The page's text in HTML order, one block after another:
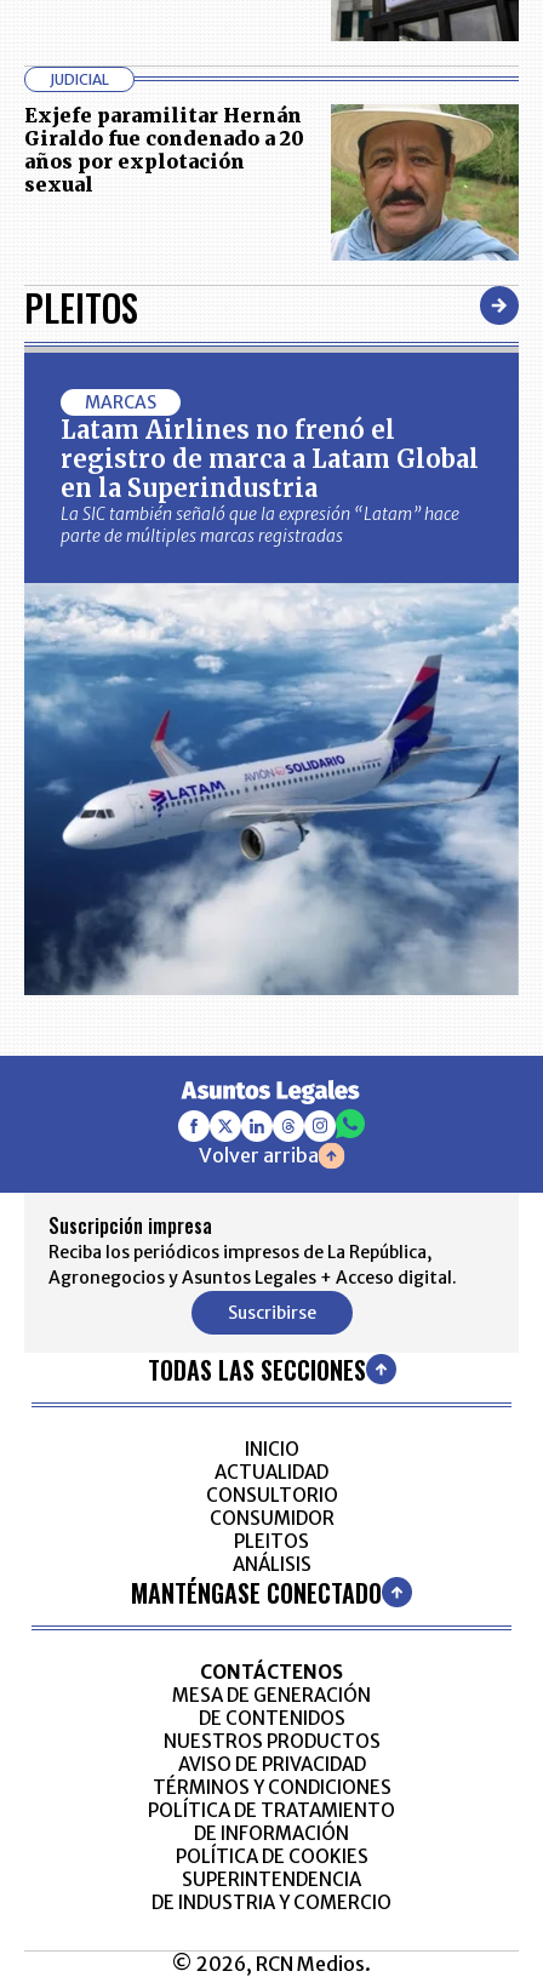
JUDICIAL
Exjefe paramilitar Hernán
Giraldo fue condenado a 20
años por explotación
sexual
PLEITOS
MARCAS
Latam Airlines no frenó el
registro de marca a Latam Global
en la Superindustria
La SIC también señaló que la expresión “Latam” hace
parte de múltiples marcas registradas
Volver arriba
Suscripción impresa
Reciba los periódicos impresos de La República,
Agronegocios y Asuntos Legales + Acceso digital.
Suscribirse
TODAS LAS SECCIONES
INICIO
ACTUALIDAD
CONSULTORIO
CONSUMIDOR
PLEITOS
ANÁLISIS
MANTÉNGASE CONECTADO
CONTÁCTENOS
MESA DE GENERACIÓN
DE CONTENIDOS
NUESTROS PRODUCTOS
AVISO DE PRIVACIDAD
TÉRMINOS Y CONDICIONES
POLÍTICA DE TRATAMIENTO
DE INFORMACIÓN
POLÍTICA DE COOKIES
SUPERINTENDENCIA
DE INDUSTRIA Y COMERCIO
© 2026, RCN Medios.